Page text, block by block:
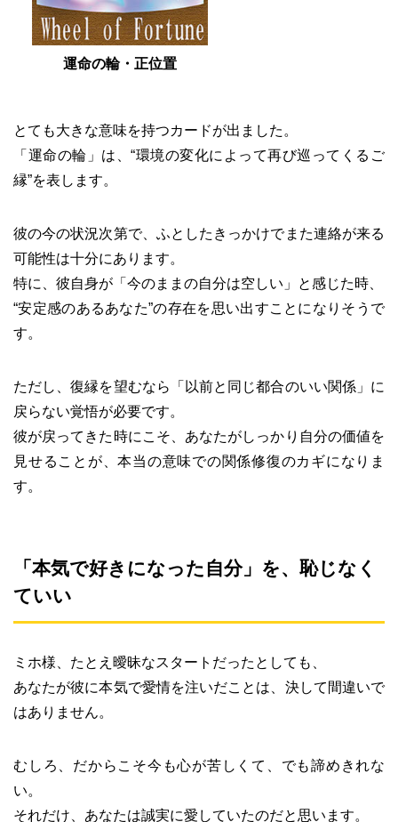
運命の輪・正位置
とても大きな意味を持つカードが出ました。
「運命の輪」は、“環境の変化によって再び巡ってくるご
縁”を表します。
彼の今の状況次第で、ふとしたきっかけでまた連絡が来る
可能性は十分にあります。
特に、彼自身が「今のままの自分は空しい」と感じた時、
“安定感のあるあなた”の存在を思い出すことになりそうで
す。
ただし、復縁を望むなら「以前と同じ都合のいい関係」に
戻らない覚悟が必要です。
彼が戻ってきた時にこそ、あなたがしっかり自分の価値を
見せることが、本当の意味での関係修復のカギになりま
す。
「本気で好きになった自分」を、恥じなく
ていい
ミホ様、たとえ曖昧なスタートだったとしても、
あなたが彼に本気で愛情を注いだことは、決して間違いで
はありません。
むしろ、だからこそ今も心が苦しくて、でも諦めきれな
い。
それだけ、あなたは誠実に愛していたのだと思います。